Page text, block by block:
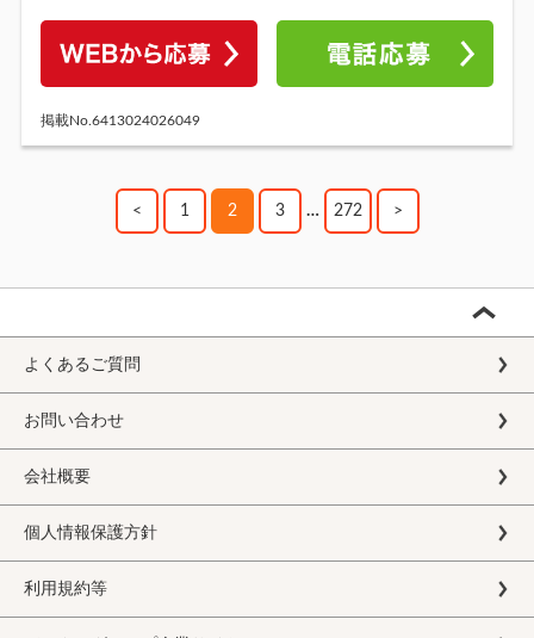
掲載No.6413024026049
< 1 2 3 … 272 >
よくあるご質問
お問い合わせ
会社概要
個人情報保護方針
利用規約等